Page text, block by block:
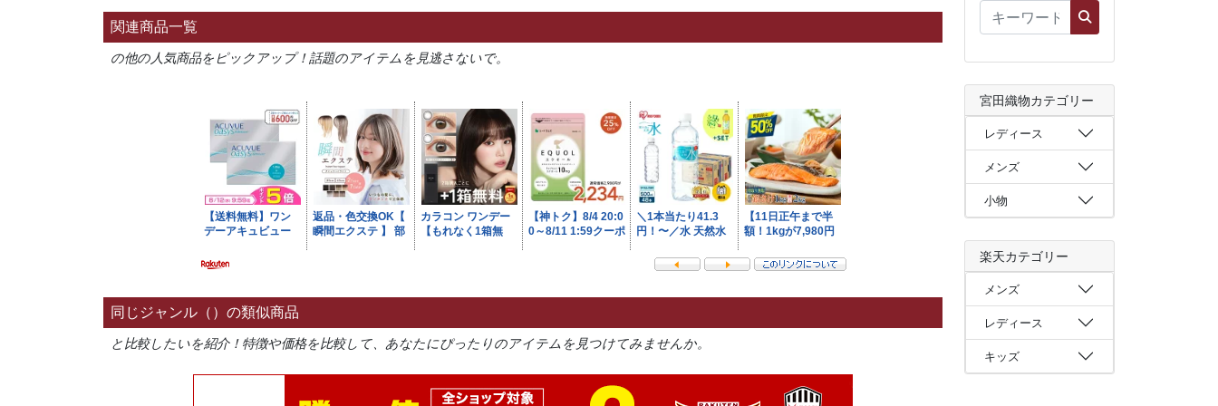
関連商品一覧
の他の人気商品をピックアップ！話題のアイテムを見逃さないで。
同じジャンル（）の類似商品
と比較したいを紹介！特徴や価格を比較して、あなたにぴったりのアイテムを見つけてみませんか。
宮田織物カテゴリー
レディース
メンズ
小物
楽天カテゴリー
メンズ
レディース
キッズ